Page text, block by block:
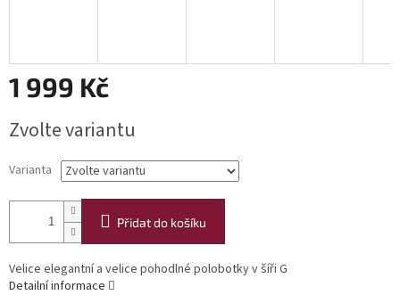
1 999 Kč
cena:
Zvolte variantu
Varianta
Přidat do košíku
Velice elegantní a velice pohodlné polobotky v šíři G
Detailní informace